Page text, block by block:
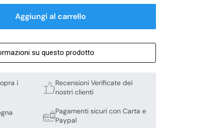
Aggiungi al carrello
su questo prodotto
i
Recensioni Verificate dei
nostri clienti
Pagamenti sicuri con Carta e
Paypal